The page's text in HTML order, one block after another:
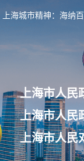
上海城市精神：海纳
上海市人民
上海市人民
上海市人民